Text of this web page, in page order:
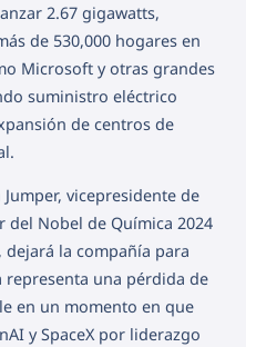
2.67 gigawatts,
de 530,000 hogares en
Microsoft y otras grandes
suministro eléctrico
de centros de
Jumper, vicepresidente de
del Nobel de Química 2024
la compañía para
representa una pérdida de
en un momento en que
y SpaceX por liderazgo